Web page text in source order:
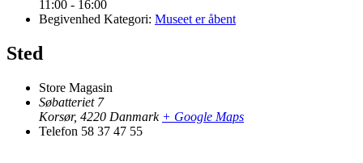
11:00 - 16:00
Begivenhed Kategori: Museet er åbent
Sted
Store Magasin
Søbatteriet 7
Korsør, 4220 Danmark + Google Maps
Telefon 58 37 47 55